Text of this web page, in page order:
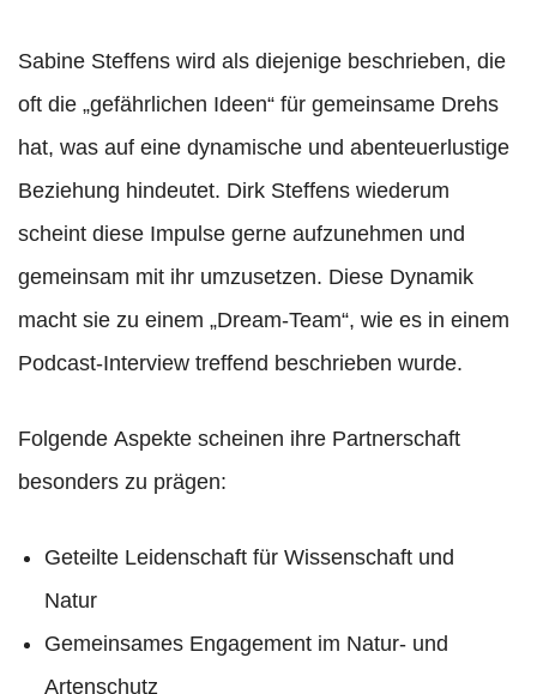
Sabine Steffens wird als diejenige beschrieben, die
oft die „gefährlichen Ideen“ für gemeinsame Drehs
hat, was auf eine dynamische und abenteuerlustige
Beziehung hindeutet. Dirk Steffens wiederum
scheint diese Impulse gerne aufzunehmen und
gemeinsam mit ihr umzusetzen. Diese Dynamik
macht sie zu einem „Dream-Team“, wie es in einem
Podcast-Interview treffend beschrieben wurde.
Folgende Aspekte scheinen ihre Partnerschaft
besonders zu prägen:
Geteilte Leidenschaft für Wissenschaft und
Natur
Gemeinsames Engagement im Natur- und
Artenschutz